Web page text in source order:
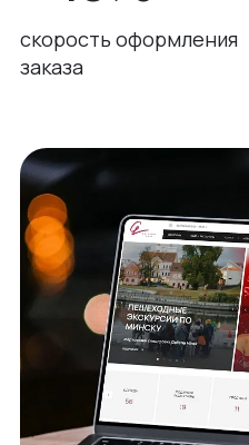
скорость оформления
заказа